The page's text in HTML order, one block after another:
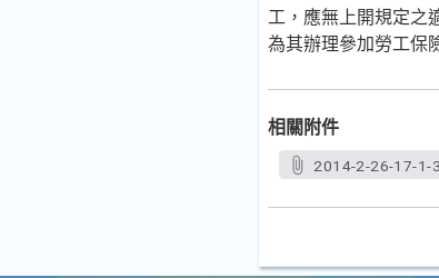
工，應無上開規定之
為其辦理參加勞工保
相關附件
2014-2-26-17-1-